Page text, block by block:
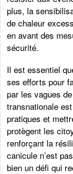
plus, la
de chaleur
en avant des
sécurité.
Il est essentiel
ses efforts pour
par les vagues
transnationale
pratiques et
protègent les
renforçant la
canicule n’est
bien un défi qui